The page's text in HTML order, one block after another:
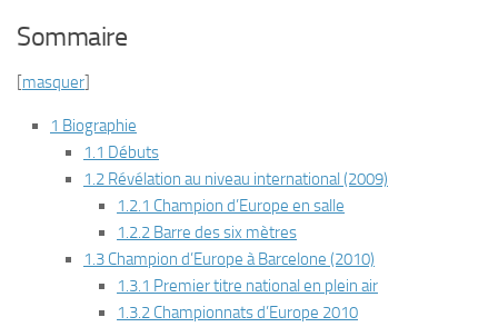
Sommaire
[masquer]
1 Biographie
1.1 Débuts
1.2 Révélation au niveau international (2009)
1.2.1 Champion d’Europe en salle
1.2.2 Barre des six mètres
1.3 Champion d’Europe à Barcelone (2010)
1.3.1 Premier titre national en plein air
1.3.2 Championnats d’Europe 2010